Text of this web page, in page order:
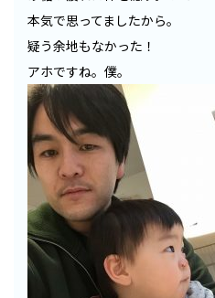
本気で思ってましたから。
疑う余地もなかった！
アホですね。僕。